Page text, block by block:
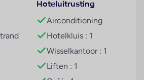
de auto komt, kan hem op het
hotel parkeren. Onder de
bevinden zich een
een wasservice en een
gasten die het
Hoteluitrusting
Airconditioning
Hotelkluis : 1
Wisselkantoor : 1
Liften : 1